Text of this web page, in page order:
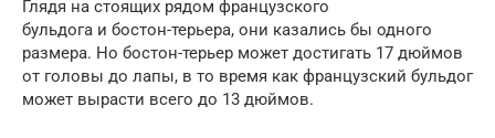
Глядя на стоящих рядом французского
бульдога и бостон-терьера, они казались бы одного
размера. Но бостон-терьер может достигать 17 дюймов
от головы до лапы, в то время как французский бульдог
может вырасти всего до 13 дюймов.